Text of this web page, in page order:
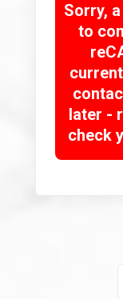
Sorry,
to
later -
check